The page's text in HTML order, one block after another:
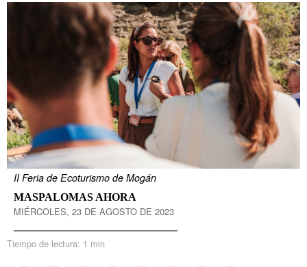
II Feria de Ecoturismo de Mogán
MASPALOMAS AHORA
MIÉRCOLES, 23 DE AGOSTO DE 2023
Tiempo de lectura: 1 min